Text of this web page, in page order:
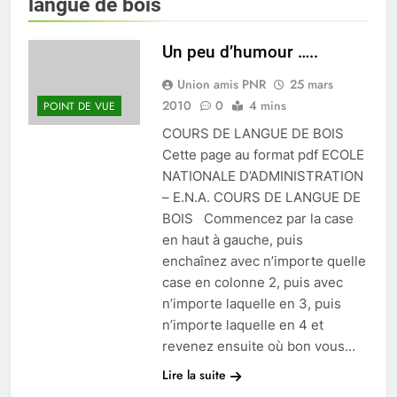
Chevreuse
POINT DE VUE
Un peu d’humour …..
Union amis PNR
25 mars
2010
0 4 mins
COURS DE LANGUE DE BOIS
Cette page au format pdf ECOLE
NATIONALE D’ADMINISTRATION
– E.N.A. COURS DE LANGUE DE
BOIS Commencez par la case
en haut à gauche, puis
enchaînez avec n’importe quelle
case en colonne 2, puis avec
n’importe laquelle en 3, puis
n’importe laquelle en 4 et
revenez ensuite où bon vous…
Lire la suite